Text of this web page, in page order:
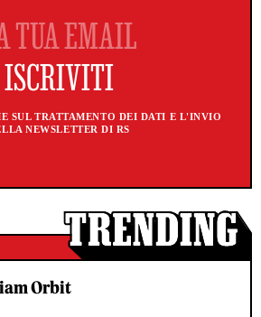
SUL TRATTAMENTO DEI DATI E L'INVIO
NEWSLETTER DI RS
Orbit